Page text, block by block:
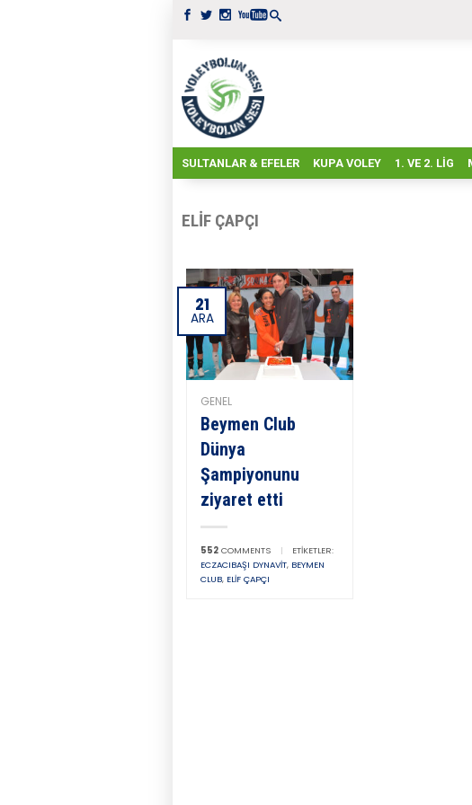
SULTANLAR & EFELER KUPA VOLEY 1. VE 2. LIG
ELIF ÇAPÇI
21
ARA
GENEL
Beymen Club
Dünya
Şampiyonunu
ziyaret etti
552 COMMENTS |
ETIKETLER:
ECZACIBAŞI DYNAVIT, BEYMEN
CLUB, ELIF ÇAPÇI